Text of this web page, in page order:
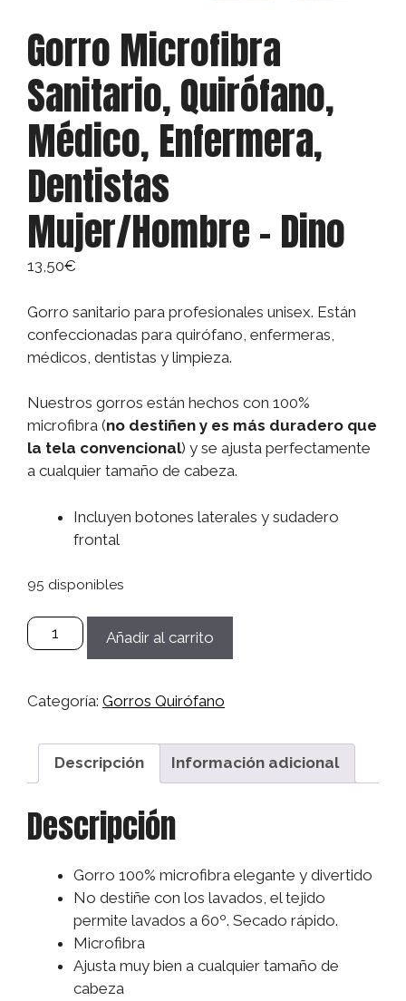
Gorro Microfibra
Sanitario, Quirófano,
Médico, Enfermera,
Dentistas
Mujer/Hombre – Dino
13,50€
Gorro sanitario para profesionales unisex. Están
confeccionadas para quirófano, enfermeras,
médicos, dentistas y limpieza.
Nuestros gorros están hechos con 100%
microfibra (no destiñen y es más duradero que
la tela convencional) y se ajusta perfectamente
a cualquier tamaño de cabeza.
Incluyen botones laterales y sudadero
frontal
95 disponibles
Gorro
Microfibra
Quirófano,
Enfermera,
Dentistas
Mujer/Hombre
Dino
Añadir al carrito
Categoría: Gorros Quirófano
Descripción Información adicional
Descripción
Gorro 100% microfibra elegante y divertido
No destiñe con los lavados, el tejido
permite lavados a 60º. Secado rápido.
Microfibra
Ajusta muy bien a cualquier tamaño de
cabeza